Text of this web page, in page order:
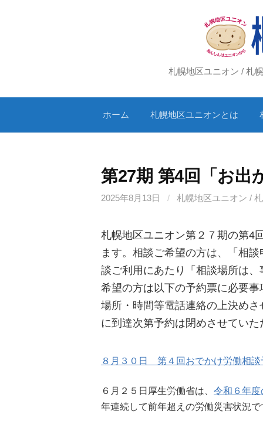
ッ
札幌地区ユニオン / 札
ホーム 札幌地区ユニオンとは
第27期 第4回「お出
2025年8月13日 / 札幌地区ユニオン /
札幌地区ユニオン第２７期の第4
ます。相談ご希望の方は、「相
談ご利用にあたり「相談場所は
希望の方は以下の予約票に必要事
場所・時間等電話連絡の上決め
に到達次第予約は閉めさせていた
８月３０日 第４回おでかけ労働相談
６月２５日厚生労働省は、 令和６年
年連続して前年超えの労働災害状況